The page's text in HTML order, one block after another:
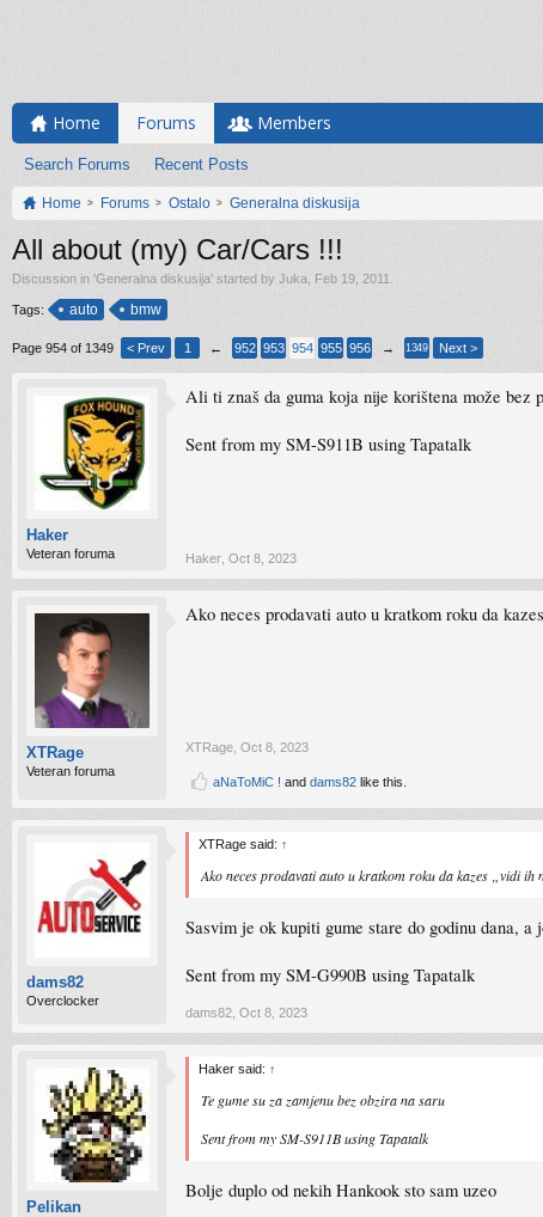
Home Forums
Search Forums Recent Posts
Members
Home Forums Ostalo Generalna diskusija
All about (my) Car/Cars !!!
Discussion in 'Generalna diskusija' started by Juka Feb 19, 2011
Tags: auto bmw
Page 954 of 1349 < Prev 1 ← 952 953 954 955 956 → 1349 Next >
Haker
Veteran foruma
Ali ti znaš da guma koja nije korištena može bez
Sent from my SM-S911B using Tapatalk
Haker Oct 8, 2023
XTRage
Veteran foruma
Ako neces prodavati auto u kratkom roku da
XTRage Oct 8, 2023
aNaToMiC ! and dams82 like this.
dams82
Overclocker
XTRage said: ↑
Ako neces prodavati auto u kratkom roku da kazes „vidi ih
Sasvim je ok kupiti gume stare do godinu dana, a
Sent from my SM-G990B using Tapatalk
dams82 Oct 8, 2023
Pelikan
Haker said: ↑
Te gume su za zamjenu bez obzira na saru
Sent from my SM-S911B using Tapatalk
Bolje duplo od nekih Hankook sto sam uzeo